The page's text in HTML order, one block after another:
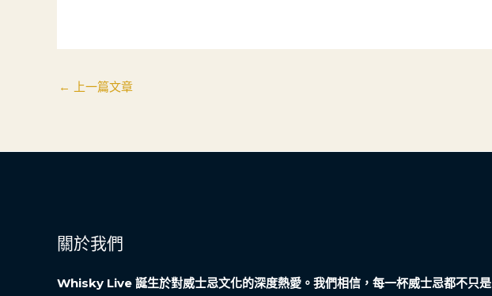
← 上一篇文章
關於我們
Whisky Live 誕生於對威士忌文化的深度熱愛。我們相信，每一杯威士忌都不只是